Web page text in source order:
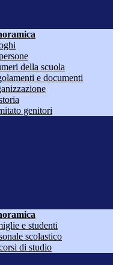
della scuola
e documenti
genitori
e studenti
scolastico
di studio